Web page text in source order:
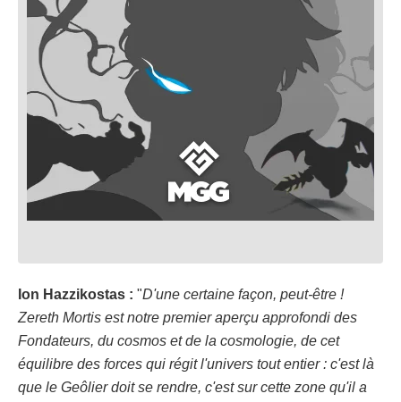
Ion Hazzikostas : "D'une certaine façon, peut-être !
Zereth Mortis est notre premier aperçu approfondi des
Fondateurs, du cosmos et de la cosmologie, de cet
équilibre des forces qui régit l'univers tout entier : c'est là
que le Geôlier doit se rendre, c'est sur cette zone qu'il a